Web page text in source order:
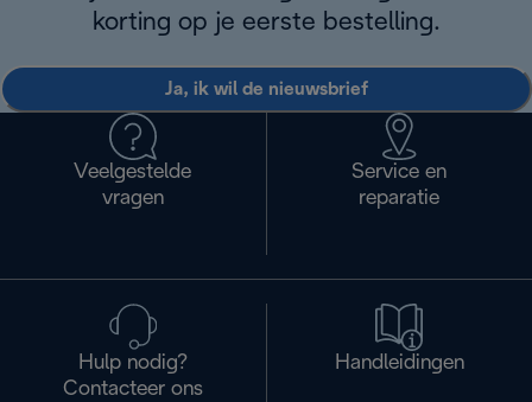
korting op je eerste bestelling.
Ja, ik wil de nieuwsbrief
Veelgestelde
vragen
Service en
reparatie
Hulp nodig?
Contacteer ons
Handleidingen